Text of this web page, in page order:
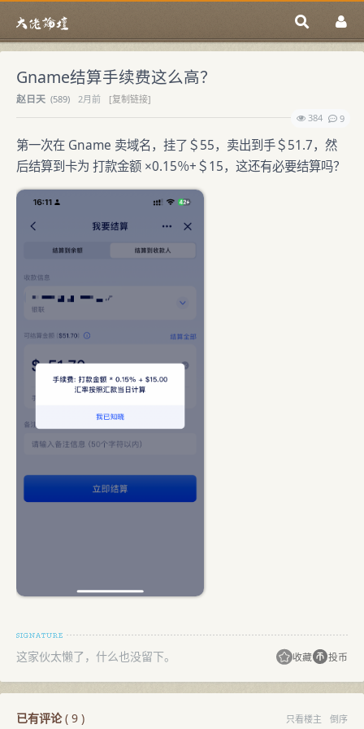
Gname结算手续费这么高？
赵日天 (589) 2月前
[复制链接]
384
9
第一次在 Gname 卖域名，挂了＄55，卖出到手＄51.7，然
后结算到卡为 打款金额 ×0.15％+＄15，这还有必要结算吗？
这家伙太懒了，什么也没留下。 收藏 投币
已有评论( 9 ) 只看楼主 倒序